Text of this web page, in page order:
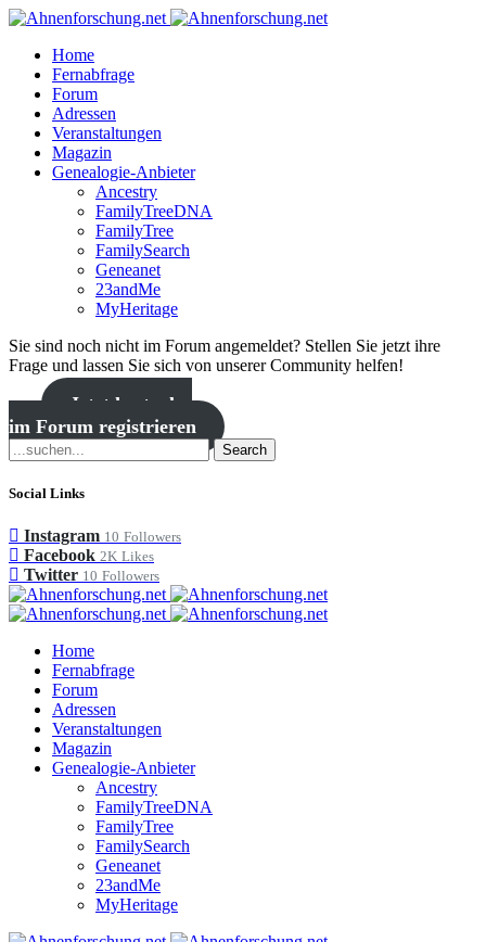
Home
Fernabfrage
Forum
Adressen
Veranstaltungen
Magazin
Genealogie-Anbieter
Ancestry
FamilyTreeDNA
FamilyTree
FamilySearch
Geneanet
23andMe
MyHeritage
Sie sind noch nicht im Forum angemeldet? Stellen Sie jetzt ihre
Frage und lassen Sie sich von unserer Community helfen!
Jetzt kostenlos
im Forum registrieren
Search
Social Links
Instagram 10 Followers
Facebook 2K Likes
Twitter 10 Followers
Home
Fernabfrage
Forum
Adressen
Veranstaltungen
Magazin
Genealogie-Anbieter
Ancestry
FamilyTreeDNA
FamilyTree
FamilySearch
Geneanet
23andMe
MyHeritage